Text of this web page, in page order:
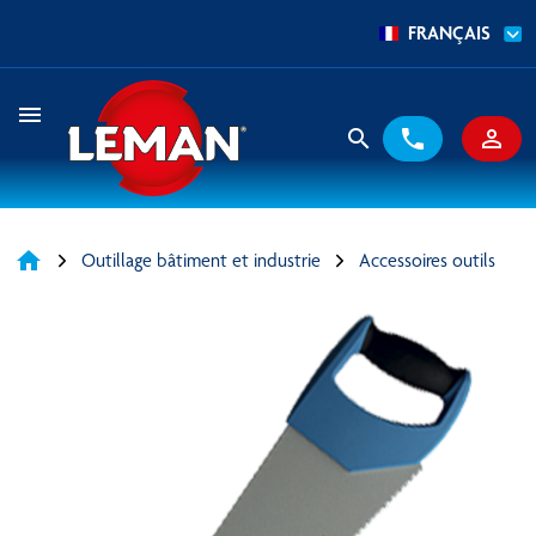
FRANÇAIS
search phone person_outline
menu
home Outillage bâtiment et industrie Accessoires outils